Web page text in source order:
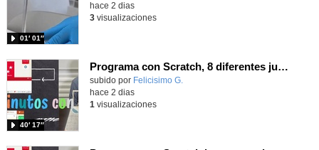
01′ 01″
hace 2 dias
3visualizaciones
Programa con Scratch, 8 diferentes juegos para vivir la emoción de los partidos de España en el mundial 2026
Contenido educativo.
subido por Felicisimo G.
40′ 17″
hace 2 dias
1 visualizaciones